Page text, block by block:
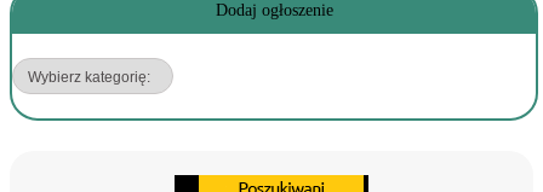
Dodaj ogłoszenie